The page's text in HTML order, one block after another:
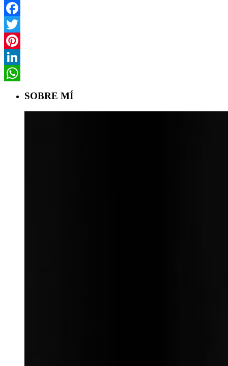
Facebook
Twitter
Pinterest
LinkedIn
SOBRE MÍ